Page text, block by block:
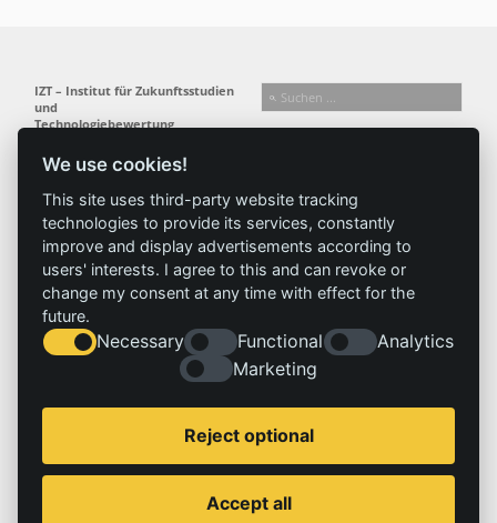
We use cookies!
This site uses third-party website tracking
technologies to provide its services, constantly
improve and display advertisements according to
users' interests. I agree to this and can revoke or
change my consent at any time with effect for the
future.
Necessary Functional
Analytics
Marketing
Reject optional
Accept all
IZT – Institut für Zukunftsstudien
und
Technologiebewertung
Busseallee 1 · 14163 Berlin
info@izt.de| www.izt.de
Institut
Profil
Team
Gremien
Forschung
Forschungsfelder
Referenz
Ergebnisse
Projekte
Aktuelles
News
Stellenangebote
Impressum
Impressum
Datenschutzerklärung